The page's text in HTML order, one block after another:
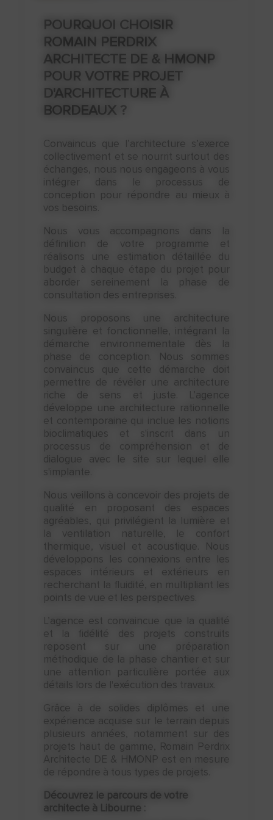
Avant-projet
Estimation des travaux
Permis de construire
Déclaration préalable ​
POURQUOI CHOISIR
ROMAIN PERDRIX
ARCHITECTE DE & HMONP
POUR VOTRE PROJET
D'ARCHITECTURE À
BORDEAUX ?
Convaincus que l’architecture s’exerce
collectivement et se nourrit surtout des
échanges, nous nous engageons à vous
intégrer dans le processus de
conception pour répondre au mieux à
vos besoins.
Nous vous accompagnons dans la
définition de votre programme et
réalisons une estimation détaillée du
budget à chaque étape du projet pour
aborder sereinement la phase de
consultation des entreprises.
Nous proposons une architecture
singulière et fonctionnelle, intégrant la
démarche environnementale dès la
phase de conception. Nous sommes
convaincus que cette démarche doit
permettre de révéler une architecture
riche de sens et juste. L’agence
développe une architecture rationnelle
et contemporaine qui inclue les notions
bioclimatiques et s'inscrit dans un
processus de compréhension et de
dialogue avec le site sur lequel elle
s'implante.
Nous veillons à concevoir des projets de
qualité en proposant des espaces
agréables, qui privilégient la lumière et
la ventilation naturelle, le confort
thermique, visuel et acoustique. Nous
développons les connexions entre les
espaces intérieurs et extérieurs en
recherchant la fluidité, en multipliant les
points de vue et les perspectives.
L’agence est convaincue que la qualité
et la fidélité des projets construits
reposent sur une préparation
méthodique de la phase chantier et sur
une attention particulière portée aux
détails lors de l'exécution des travaux.
Grâce à de solides diplômes et une
expérience acquise sur le terrain depuis
plusieurs années, notamment sur des
projets haut de gamme, Romain Perdrix
Architecte DE & HMONP est en mesure
de répondre à tous types de projets.
Découvrez le parcours de votre
architecte à Libourne :